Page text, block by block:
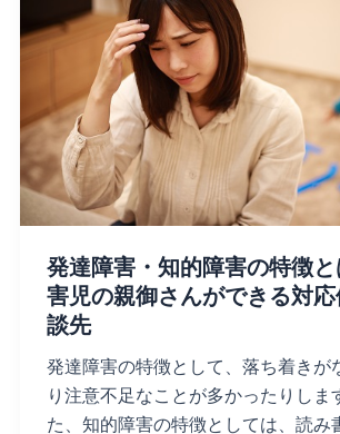
発達障害・知的障害の特徴
害児の親御さんができる対
談先
発達障害の特徴として、落ち着きが
り注意不足なことが多かったりしま
た、知的障害の特徴としては、読み